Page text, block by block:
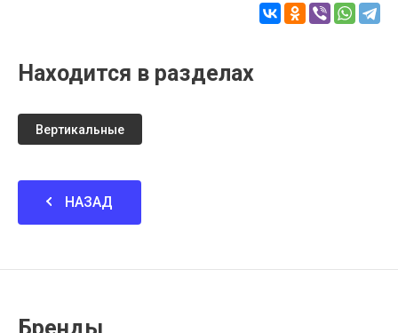
Находится в разделах
Вертикальные
НАЗАД
Бренды